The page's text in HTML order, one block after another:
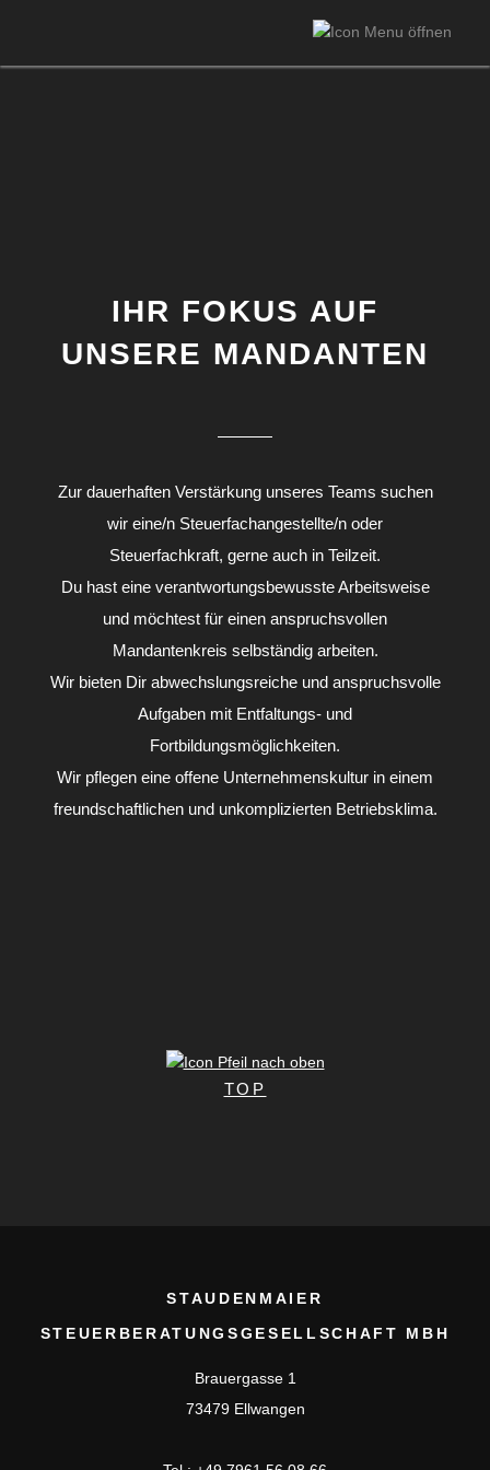
IHR FOKUS AUF
UNSERE MANDANTEN
Zur dauerhaften Verstärkung unseres Teams suchen
wir eine/n Steuerfachangestellte/n oder
Steuerfachkraft, gerne auch in Teilzeit.
Du hast eine verantwortungsbewusste Arbeitsweise
und möchtest für einen anspruchsvollen
Mandantenkreis selbständig arbeiten.
Wir bieten Dir abwechslungsreiche und anspruchsvolle
Aufgaben mit Entfaltungs- und
Fortbildungsmöglichkeiten.
Wir pflegen eine offene Unternehmenskultur in einem
freundschaftlichen und unkomplizierten Betriebsklima.
TOP
STAUDENMAIER
STEUERBERATUNGSGESELLSCHAFT MBH
Brauergasse 1
73479 Ellwangen